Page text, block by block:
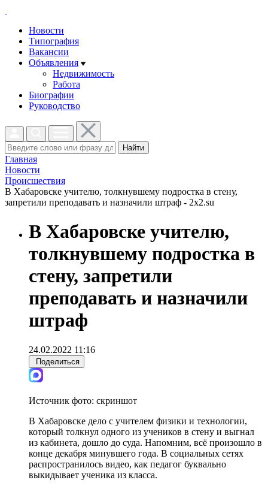
Новости
Типография
Вакансии
Объявления
Недвижимость
Работа
Биографии
Руководство
Найти
Главная
Новости
Проиcшествия
В Хабаровске учителю, толкнувшему подростка в стену,
запретили преподавать и назначили штраф - 2x2.su
В Хабаровске учителю,
толкнувшему подростка в
стену, запретили
преподавать и назначили
штраф
24.02.2022 11:16
Поделиться
Источник фото: скриншот
В Хабаровске дело с учителем физики и технологии,
который толкнул одного из учеников в стену и выгнал
из кабинета, дошло до суда. Напомним, всё произошло в
конце декабря минувшего года. В социальных сетях
распространилось видео, как педагог буквально
выкидывает ученика из класса.